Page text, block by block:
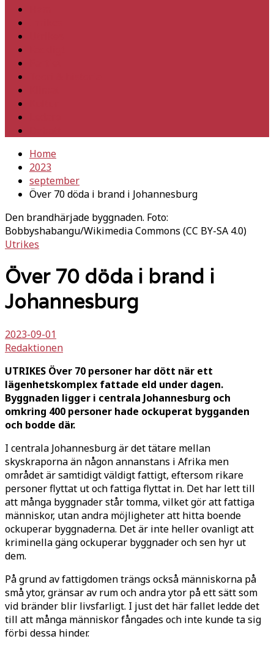
Home
2023
september
Över 70 döda i brand i Johannesburg
Den brandhärjade byggnaden. Foto:
Bobbyshabangu/Wikimedia Commons (CC BY-SA 4.0)
Utrikes
Över 70 döda i brand i
Johannesburg
2023-09-01
Redaktionen
UTRIKES Över 70 personer har dött när ett
lägenhetskomplex fattade eld under dagen.
Byggnaden ligger i centrala Johannesburg och
omkring 400 personer hade ockuperat bygganden
och bodde där.
I centrala Johannesburg är det tätare mellan
skyskraporna än någon annanstans i Afrika men
området är samtidigt väldigt fattigt, eftersom rikare
personer flyttat ut och fattiga flyttat in. Det har lett till
att många byggnader står tomma, vilket gör att fattiga
människor, utan andra möjligheter att hitta boende
ockuperar byggnaderna. Det är inte heller ovanligt att
kriminella gäng ockuperar byggnader och sen hyr ut
dem.
På grund av fattigdomen trängs också människorna på
små ytor, gränsar av rum och andra ytor på ett sätt som
vid bränder blir livsfarligt. I just det här fallet ledde det
till att många människor fångades och inte kunde ta sig
förbi dessa hinder.